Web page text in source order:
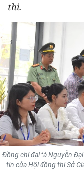
THỂ THAO
GIÁO DỤC
Y TẾ
KHOA HỌC - CÔNG
MÔI TRƯỜNG
BẠN ĐỌC
KIỂM CHỨNG
TRI THỨC CHUYÊN
thi.
Đồng chí đại tá Nguyễn
tin của Hội đồng thi Sở